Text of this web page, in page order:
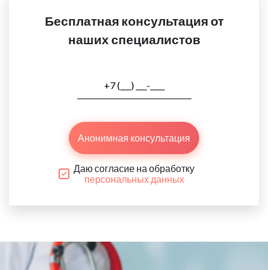
Бесплатная консультация от
наших специалистов
Анонимная консультация
Даю согласие на обработку
персональных данных